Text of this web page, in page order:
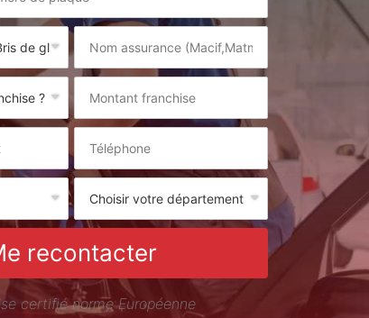
recontacter
certifié norme Européenne